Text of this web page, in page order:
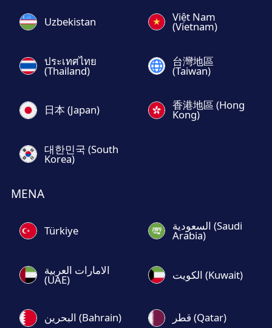
Uzbekistan Việt Nam
(Vietnam)
ประเทศไทย
(Thailand)
台灣地區
(Taiwan)
日本 (Japan) 香港地區 (Hong
Kong)
대한민국 (South
Korea)
MENA
Türkiye السعودية (Saudi
Arabia)
الامارات العربية
(UAE) الكويت (Kuwait)
البحرين (Bahrain) قطر (Qatar)